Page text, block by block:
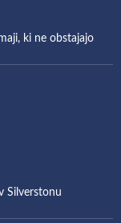
ki ne obstajajo
Silverstonu